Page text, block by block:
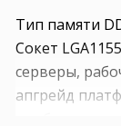
Тип памяти
Сокет
серверы,
апгрейд